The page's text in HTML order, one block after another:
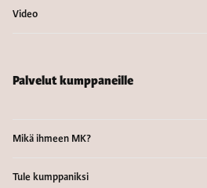
Video
Palvelut kumppaneille
Mikä ihmeen MK?
Tule kumppaniksi